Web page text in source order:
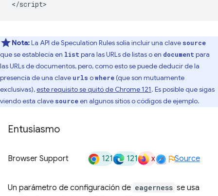
Nota:La API de Speculation Rules solía incluir una clave source
que se establecía en listpara las URLs de listas o en documentpara
las URLs de documentos, pero, como esto se puede deducir de la
presencia de una clave urls owhere(que son mutuamente
exclusivas),este requisito se quitó de Chrome 121. Es posible que sigas
viendo esta clave sourceen algunos sitios o códigos de ejemplo.
Entusiasmo
Browser Support 121 121 x Source
Un parámetro de configuración de eagerness se usa